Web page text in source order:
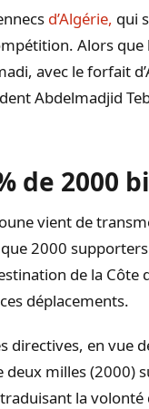
d’Algérie, qui
Alors que
, avec le forfait
Abdelmadjid
de 2000
vient de
2000
de la Côte
déplacements.
directives, en vue
deux milles (2000)
traduisant la